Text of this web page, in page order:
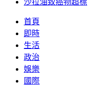
沙拉油致癌物超標
首頁
即時
生活
政治
娛樂
國際